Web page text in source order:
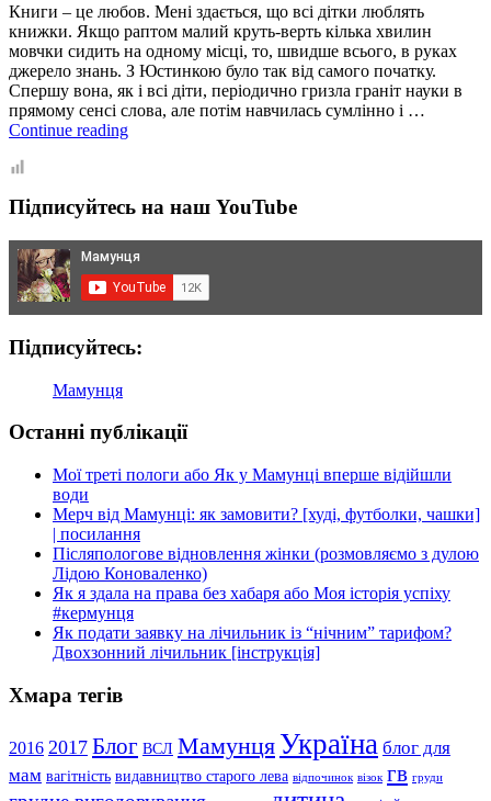
Книги – це любов. Мені здається, що всі дітки люблять
книжки. Якщо раптом малий круть-верть кілька хвилин
мовчки сидить на одному місці, то, швидше всього, в руках
джерело знань. З Юстинкою було так від самого початку.
Спершу вона, як і всі діти, періодично гризла граніт науки в
прямому сенсі слова, але потім навчилась сумлінно і …
Continue reading5
донечки:
Підписуйтесь на наш YouTube
Підписуйтесь:
Мамунця
Останні публікації
Мої треті пологи або Як у Мамунці вперше відійшли
води
Мерч від Мамунці: як замовити? [худі, футболки, чашки]
| посилання
Післяпологове відновлення жінки (розмовляємо з дулою
Лідою Коноваленко)
Як я здала на права без хабаря або Моя історія успіху
#кермунця
Як подати заявку на лічильник із “нічним” тарифом?
Двохзонний лічильник [інструкція]
Хмара тегів
2016 2017 Блог ВСЛ МамунцяУкраїна блог для
мам вагітність видавництво старого лева відпочинок візок гв груди